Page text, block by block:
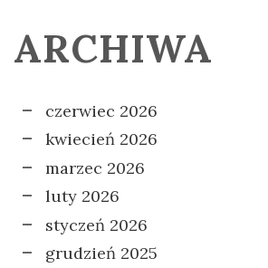
ARCHIWA
czerwiec 2026
kwiecień 2026
marzec 2026
luty 2026
styczeń 2026
grudzień 2025